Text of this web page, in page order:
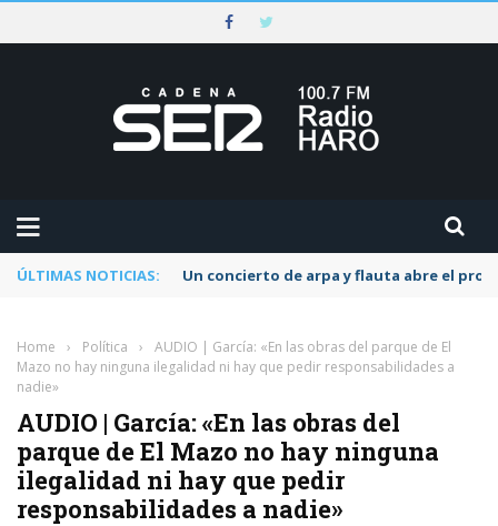
ÚLTIMAS NOTICIAS: Un concierto de arpa y flauta abre el
Home › Política ›
AUDIO | García: «En las obras del parque de El
Mazo no hay ninguna ilegalidad ni hay que pedir responsabilidades a
nadie»
AUDIO | García: «En las obras del
parque de El Mazo no hay ninguna
ilegalidad ni hay que pedir
responsabilidades a nadie»